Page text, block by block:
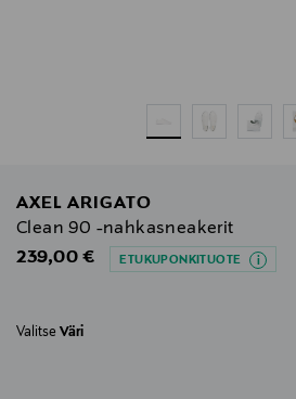
AXEL ARIGATO
Clean 90 -nahkasneakerit
Original Price
239,00 € ETUKUPONKITUOTE
Valitse Väri